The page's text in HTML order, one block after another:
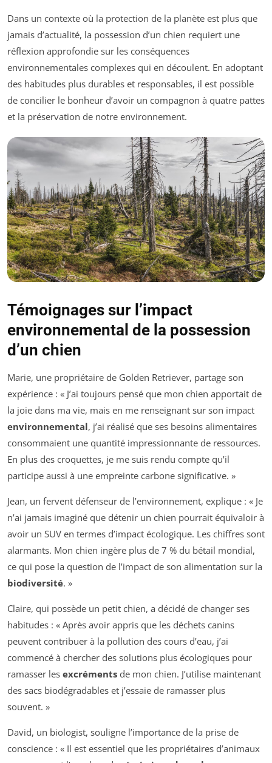
Dans un contexte où la protection de la planète est plus que
jamais d’actualité, la possession d’un chien requiert une
réflexion approfondie sur les conséquences
environnementales complexes qui en découlent. En adoptant
des habitudes plus durables et responsables, il est possible
de concilier le bonheur d’avoir un compagnon à quatre pattes
et la préservation de notre environnement.
Témoignages sur l’impact
environnemental de la possession
d’un chien
Marie, une propriétaire de Golden Retriever, partage son
expérience : « J’ai toujours pensé que mon chien apportait de
la joie dans ma vie, mais en me renseignant sur son impact
environnemental, j’ai réalisé que ses besoins alimentaires
consommaient une quantité impressionnante de ressources.
En plus des croquettes, je me suis rendu compte qu’il
participe aussi à une empreinte carbone significative. »
Jean, un fervent défenseur de l’environnement, explique : « Je
n’ai jamais imaginé que détenir un chien pourrait équivaloir à
avoir un SUV en termes d’impact écologique. Les chiffres sont
alarmants. Mon chien ingère plus de 7 % du bétail mondial,
ce qui pose la question de l’impact de son alimentation sur la
biodiversité. »
Claire, qui possède un petit chien, a décidé de changer ses
habitudes : « Après avoir appris que les déchets canins
peuvent contribuer à la pollution des cours d’eau, j’ai
commencé à chercher des solutions plus écologiques pour
ramasser les excréments de mon chien. J’utilise maintenant
des sacs biodégradables et j’essaie de ramasser plus
souvent. »
David, un biologist, souligne l’importance de la prise de
conscience : « Il est essentiel que les propriétaires d’animaux